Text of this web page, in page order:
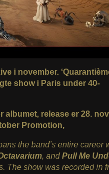
i november.
show i Paris under 40-
albumet, release er 28.
Promotion,
the band’s entire career
, andPull Me
The show was recorded in